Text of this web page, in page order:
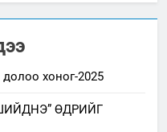
хоног-2025
ӨДРИЙГ